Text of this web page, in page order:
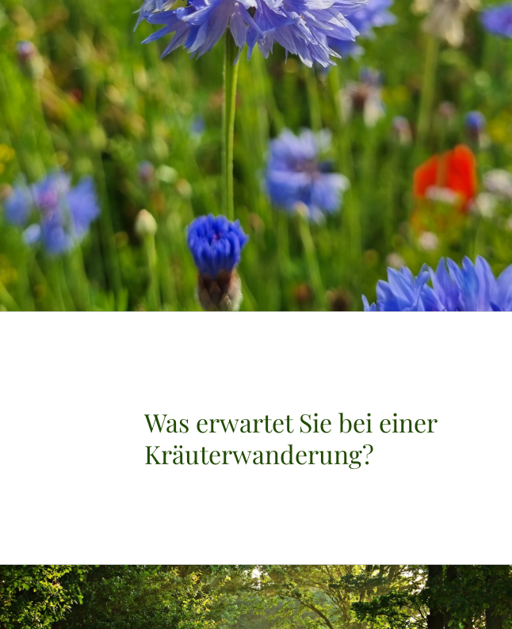
Was erwartet Sie bei einer
Kräuterwanderung?